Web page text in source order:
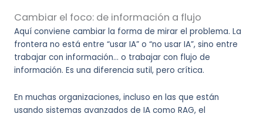
Cambiar el foco: de información a flujo
Aquí conviene cambiar la forma de mirar el problema. La
frontera no está entre “usar IA” o “no usar IA”, sino entre
trabajar con información… o trabajar con flujo de
información. Es una diferencia sutil, pero crítica.
En muchas organizaciones, incluso en las que están
usando sistemas avanzados de IA como RAG, el